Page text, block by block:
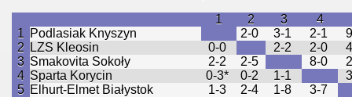
1
2 3 4
1 Podlasiak Knyszyn 2-0 3-1 2-1
2
LZS Kleosin 0-0 2-2 2-0
3 Smakovita Sokoły 2-2 2-5 8-0
4 Sparta Korycin 0-3* 0-2 1-1
5 Elhurt-Elmet Białystok 1-3 2-4 1-8 3-7